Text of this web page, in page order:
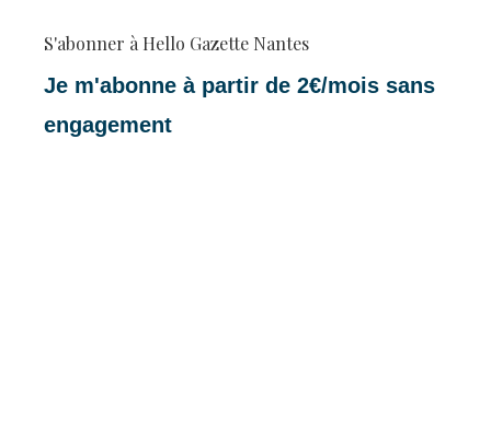
S'abonner à Hello Gazette Nantes
Je m'abonne à partir de 2€/mois sans
engagement